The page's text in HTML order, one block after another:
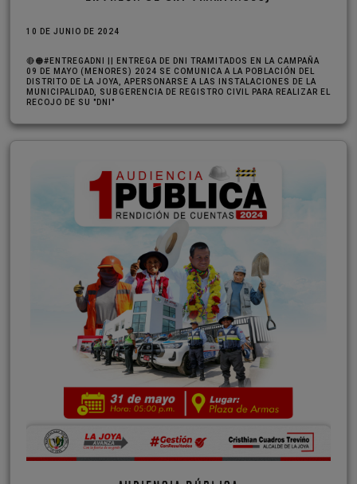
10 DE JUNIO DE 2024
🔴🟠#ENTREGADNI || ENTREGA DE DNI TRAMITADOS EN LA CAMPAÑA
09 DE MAYO (MENORES) 2024 SE COMUNICA A LA POBLACIÓN DEL
DISTRITO DE LA JOYA, APERSONARSE A LAS INSTALACIONES DE LA
MUNICIPALIDAD, SUBGERENCIA DE REGISTRO CIVIL PARA REALIZAR EL
RECOJO DE SU "DNI"